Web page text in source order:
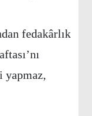
fedakârlık
yapmaz,